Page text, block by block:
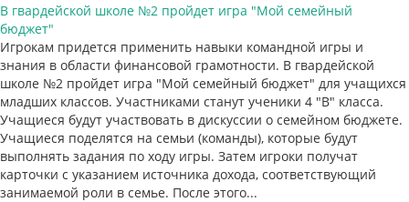
В гвардейской школе №2 пройдет игра "Мой семейный
бюджет"
Игрокам придется применить навыки командной игры и
знания в области финансовой грамотности. В гвардейской
школе №2 пройдет игра "Мой семейный бюджет" для учащихся
младших классов. Участниками станут ученики 4 "В" класса.
Учащиеся будут участвовать в дискуссии о семейном бюджете. ​
Учащиеся поделятся на семьи (команды), которые будут
выполнять задания по ходу игры. Затем игроки получат
карточки с указанием источника дохода, соответствующий
занимаемой роли в семье. После этого...